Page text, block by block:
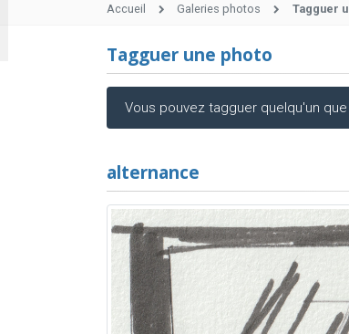
Accueil Galeries photos Tagguer
Tagguer une photo
Vous pouvez tagguer quelqu'un
alternance